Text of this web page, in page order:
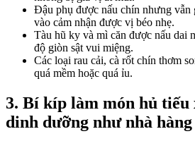
Đậu phụ được nấu chín nhưng vẫn
vào cảm nhận được vị béo nhẹ.
Tàu hũ ky và mì căn được nấu dai
độ giòn sật vui miệng.
Các loại rau cải, cà rốt chín thơm
quá mềm hoặc quá ỉu.
3. Bí kíp làm món hủ tiếu
dinh dưỡng như nhà hàng